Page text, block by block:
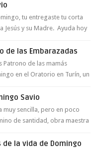
tu entregaste tu corta
Jesús y su Madre. Ayuda hoy
de las Embarazadas
Patrono de las mamás
en el Oratorio en Turín, un
Savio
muy sencilla, pero en poco
de santidad, obra maestra
la vida de Domingo